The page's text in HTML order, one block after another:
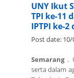
UNY Ikut
TPI ke-11
IPTPI ke-
Post date: 10/
Semarang.
serta dalam